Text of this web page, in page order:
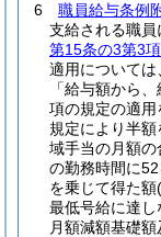
6
職員給与条例
支給される職員
第15条の3第3項
適用については
「給与額から
項の規定の適
規定により半
域手当の月額の
の勤務時間に
を乗じて得た額
最低号給に達
月額減額基礎